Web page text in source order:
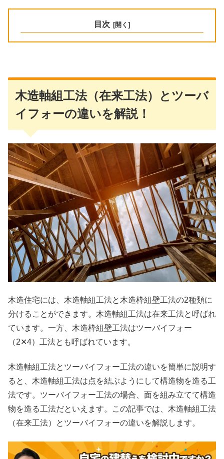
目次
木造軸組工法（在来工法）とツーバ
イフォーの違いを解説！
木造住宅には、木造軸組工法と木造枠組壁工法の2種類に
分けることができます。木造軸組工法は在来工法と呼ばれ
ています。一方、木造枠組壁工法はツーバイフォー
（2✕4）工法とも呼ばれています。
木造軸組工法とツーバイフォー工法の違いを簡単に説明す
ると、木造軸組工法は点を結ぶようにして構造物を造る工
法です。ツーバイフォー工法の場合、面を組み立てて構造
物を造る工法だといえます。この記事では、木造軸組工法
（在来工法）とツーバイフォーの違いを解説します。